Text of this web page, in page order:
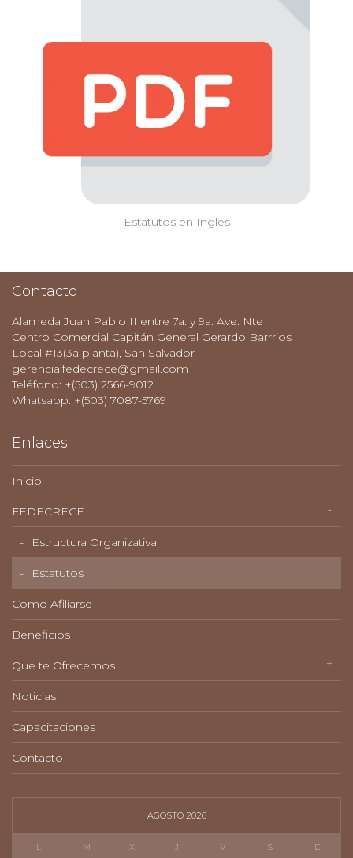
Estatutos en Ingles
Contacto
Alameda Juan Pablo II entre 7a. y 9a. Ave. Nte
Centro Comercial Capitán General Gerardo Barrrios
Local #13(3a planta), San Salvador
gerencia.fedecrece@gmail.com
Teléfono: +(503) 2566-9012
Whatsapp: +(503) 7087-5769
Enlaces
Inicio
FEDECRECE
Estructura Organizativa
Estatutos
Como Afiliarse
Beneficios
Que te Ofrecemos
Noticias
Capacitaciones
Contacto
AGOSTO 2026
L M X J V S D